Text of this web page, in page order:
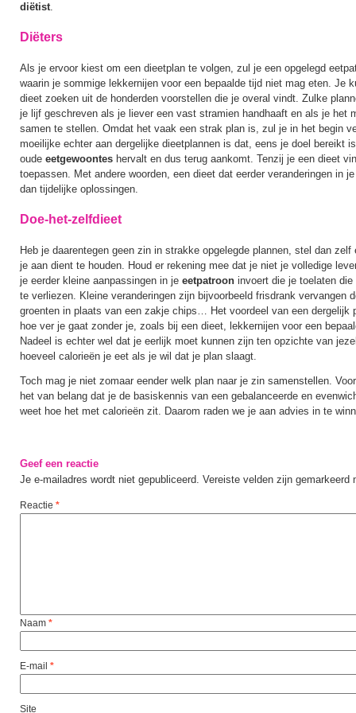
diëtist.
Diëters
Als je ervoor kiest om een dieetplan te volgen, zul je een opgelegd
waarin je sommige lekkernijen voor een bepaalde tijd niet mag eten. Je
dieet zoeken uit de honderden voorstellen die je overal vindt. Zulke
je lijf geschreven als je liever een vast stramien handhaaft en als je het
samen te stellen. Omdat het vaak een strak plan is, zul je in het begin
moeilijke echter aan dergelijke dieetplannen is dat, eens je doel bereikt
oude eetgewoontes hervalt en dus terug aankomt. Tenzij je een dieet
toepassen. Met andere woorden, een dieet dat eerder veranderingen in
dan tijdelijke oplossingen.
Doe-het-zelfdieet
Heb je daarentegen geen zin in strakke opgelegde plannen, stel dan zelf
je aan dient te houden. Houd er rekening mee dat je niet je volledige
je eerder kleine aanpassingen in je eetpatroon invoert die je toelaten
te verliezen. Kleine veranderingen zijn bijvoorbeeld frisdrank vervangen
groenten in plaats van een zakje chips… Het voordeel van een dergelijk
hoe ver je gaat zonder je, zoals bij een dieet, lekkernijen voor een
Nadeel is echter wel dat je eerlijk moet kunnen zijn ten opzichte van
hoeveel calorieën je eet als je wil dat je plan slaagt.
Toch mag je niet zomaar eender welk plan naar je zin samenstellen.
het van belang dat je de basiskennis van een gebalanceerde en
weet hoe het met calorieën zit. Daarom raden we je aan advies in te
Geef een reactie
Je e-mailadres wordt niet gepubliceerd. Vereiste velden zijn gemarkeerd
Reactie *
Naam *
E-mail *
Site